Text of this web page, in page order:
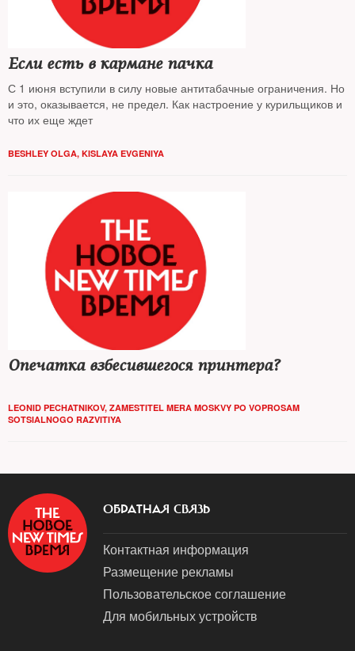
Если есть в кармане пачка
С 1 июня вступили в силу новые антитабачные ограничения. Но
и это, оказывается, не предел. Как настроение у курильщиков и
что их еще ждет
BESHLEY OLGA, KISLAYA EVGENIYA
Опечатка взбесившегося принтера?
LEONID PECHATNIKOV, ZAMESTITEL MERA MOSKVY PO VOPROSAM
SOTSIALNOGO RAZVITIYA
ОБРАТНАЯ СВЯЗЬ
Контактная информация
Размещение рекламы
Пользовательское соглашение
Для мобильных устройств